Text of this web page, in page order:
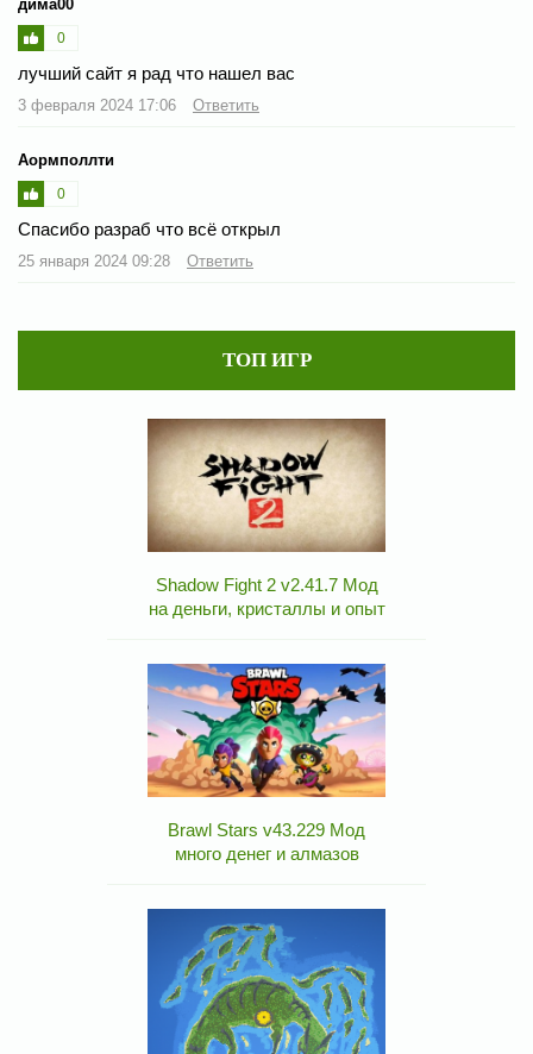
дима00
0
лучший сайт я рад что нашел вас
3 февраля 2024 17:06 Ответить
Аормполлти
0
Спасибо разраб что всё открыл
25 января 2024 09:28 Ответить
ТОП ИГР
Shadow Fight 2 v2.41.7 Мод
на деньги, кристаллы и опыт
Brawl Stars v43.229 Мод
много денег и алмазов